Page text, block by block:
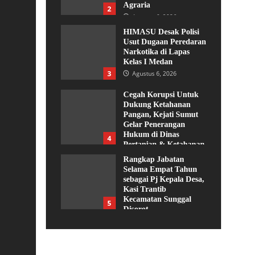
2
Agraria
Agustus 6, 2026
3
HIMASU Desak Polisi
Usut Dugaan Peredaran
Narkotika di Lapas
Kelas I Medan
Agustus 6, 2026
4
Cegah Korupsi Untuk
Dukung Ketahanan
Pangan, Kejati Sumut
Gelar Penerangan
Hukum di Dinas
Pertanian & Ketahanan
Agustus 5, 2026
5
Rangkap Jabatan
Selama Empat Tahun
sebagai Pj Kepala Desa,
Kasi Trantib
Kecamatan Sunggal
Disorot